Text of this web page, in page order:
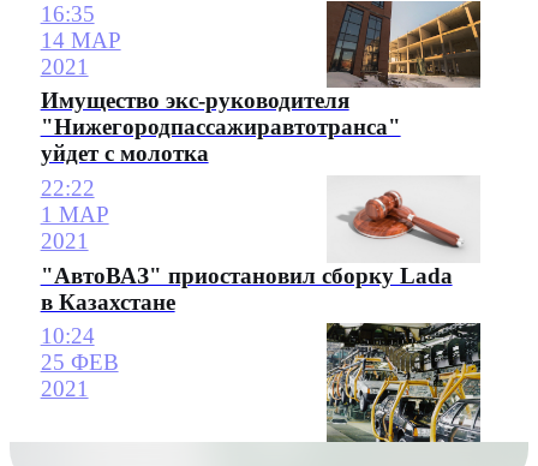
16:35
14 МАР
2021
Имущество экс-руководителя
"Нижегородпассажиравтотранса"
уйдет с молотка
22:22
1 МАР
2021
"АвтоВАЗ" приостановил сборку Lada
в Казахстане
10:24
25 ФЕВ
2021